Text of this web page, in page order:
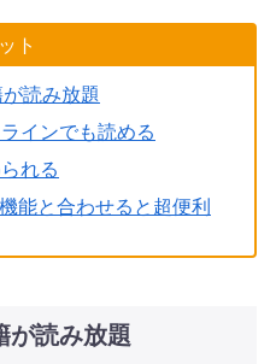
ト
読み放題
インでも読める
れる
能と合わせると超便利
が読み放題